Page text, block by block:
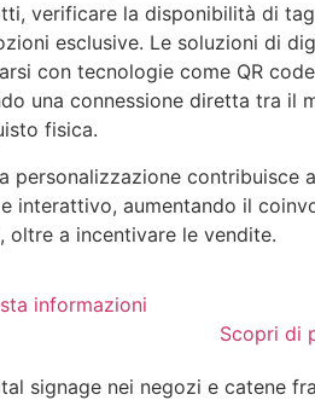
verificare la disponibilità di
esclusive. Le soluzioni di
con tecnologie come QR
una connessione diretta tra il
fisica.
personalizzazione contribuisce
interattivo, aumentando il
oltre a incentivare le vendite.
informazioni
Scopri di